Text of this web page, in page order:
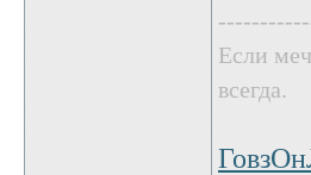
Если
всегда.